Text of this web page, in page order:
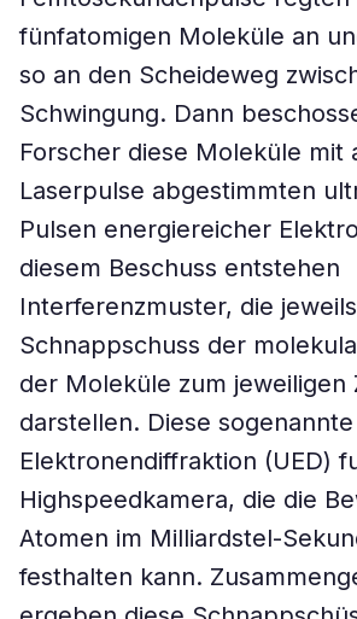
fünfatomigen Moleküle an
so an den Scheideweg
Schwingung. Dann
Forscher diese Moleküle mit
Laserpulse abgestimmten
Pulsen energiereicher
diesem Beschuss entstehen
Interferenzmuster, die
Schnappschuss der
der Moleküle zum jeweiligen
darstellen. Diese
Elektronendiffraktion (UED)
Highspeedkamera, die die
Atomen im Milliardstel-
festhalten kann.